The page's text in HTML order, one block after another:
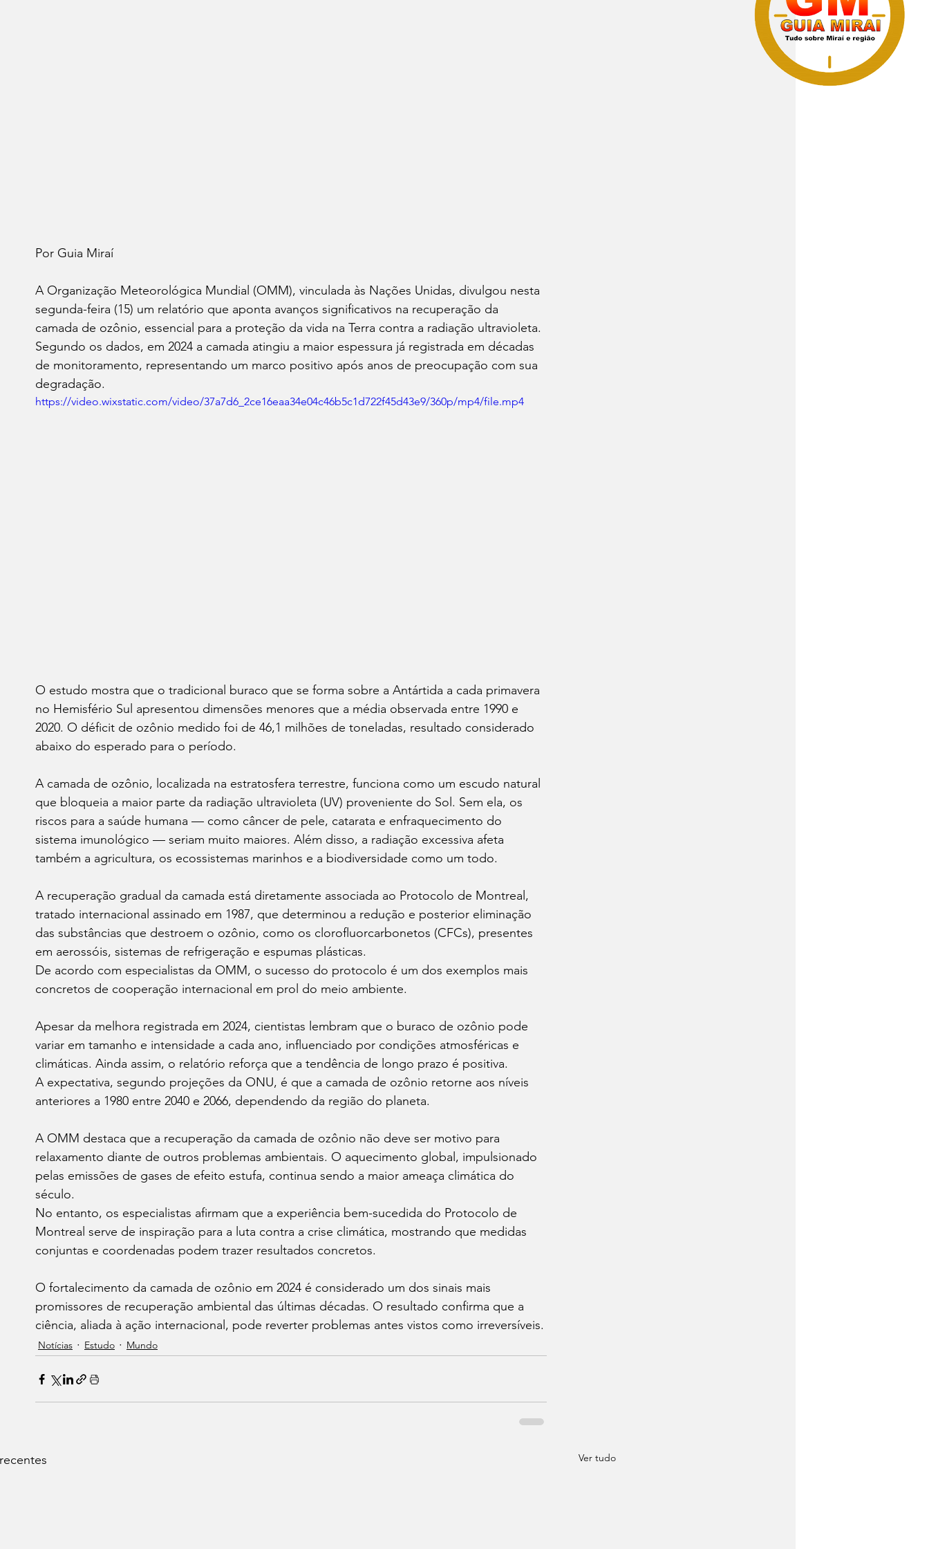
Por Guia Miraí
A Organização Meteorológica Mundial (OMM), vinculada às Nações Unidas, divulgou nesta
segunda-feira (15) um relatório que aponta avanços significativos na recuperação da
camada de ozônio, essencial para a proteção da vida na Terra contra a radiação ultravioleta.
Segundo os dados, em 2024 a camada atingiu a maior espessura já registrada em décadas
de monitoramento, representando um marco positivo após anos de preocupação com sua
degradação.
https://video.wixstatic.com/video/37a7d6_2ce16eaa34e04c46b5c1d722f45d43e9/360p/mp4/file.mp4
O estudo mostra que o tradicional buraco que se forma sobre a Antártida a cada primavera
no Hemisfério Sul apresentou dimensões menores que a média observada entre 1990 e
2020. O déficit de ozônio medido foi de 46,1 milhões de toneladas, resultado considerado
abaixo do esperado para o período.
A camada de ozônio, localizada na estratosfera terrestre, funciona como um escudo natural
que bloqueia a maior parte da radiação ultravioleta (UV) proveniente do Sol. Sem ela, os
riscos para a saúde humana — como câncer de pele, catarata e enfraquecimento do
sistema imunológico — seriam muito maiores. Além disso, a radiação excessiva afeta
também a agricultura, os ecossistemas marinhos e a biodiversidade como um todo.
A recuperação gradual da camada está diretamente associada ao Protocolo de Montreal,
tratado internacional assinado em 1987, que determinou a redução e posterior eliminação
das substâncias que destroem o ozônio, como os clorofluorcarbonetos (CFCs), presentes
em aerossóis, sistemas de refrigeração e espumas plásticas.
De acordo com especialistas da OMM, o sucesso do protocolo é um dos exemplos mais
concretos de cooperação internacional em prol do meio ambiente.
Apesar da melhora registrada em 2024, cientistas lembram que o buraco de ozônio pode
variar em tamanho e intensidade a cada ano, influenciado por condições atmosféricas e
climáticas. Ainda assim, o relatório reforça que a tendência de longo prazo é positiva.
A expectativa, segundo projeções da ONU, é que a camada de ozônio retorne aos níveis
anteriores a 1980 entre 2040 e 2066, dependendo da região do planeta.
A OMM destaca que a recuperação da camada de ozônio não deve ser motivo para
relaxamento diante de outros problemas ambientais. O aquecimento global, impulsionado
pelas emissões de gases de efeito estufa, continua sendo a maior ameaça climática do
século.
No entanto, os especialistas afirmam que a experiência bem-sucedida do Protocolo de
Montreal serve de inspiração para a luta contra a crise climática, mostrando que medidas
conjuntas e coordenadas podem trazer resultados concretos.
O fortalecimento da camada de ozônio em 2024 é considerado um dos sinais mais
promissores de recuperação ambiental das últimas décadas. O resultado confirma que a
ciência, aliada à ação internacional, pode reverter problemas antes vistos como irreversíveis.
Notícias Estudo Mundo
Ver tudo